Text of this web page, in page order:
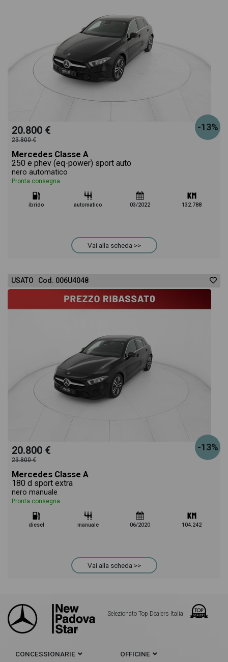
-13%
20.800 €
23.800 €
Mercedes Classe A
250 e phev (eq-power) sport auto
nero automatico
Pronta consegna
ibrido automatico 03/2022 132.788
Vai alla scheda >>
USATO Cod. 006U4048
-13%
20.800 €
23.800 €
Mercedes Classe A
180 d sport extra
nero manuale
Pronta consegna
diesel manuale 06/2020 104.242
Vai alla scheda >>
Selezionato Top Dealers Italia
CONCESSIONARIE OFFICINE